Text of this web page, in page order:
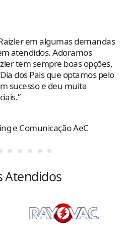
em algumas demandas
atendidos. Adoramos
tem sempre boas opções,
dos Pais que optamos pelo
sucesso e deu muita
e Comunicação AeC
Atendidos